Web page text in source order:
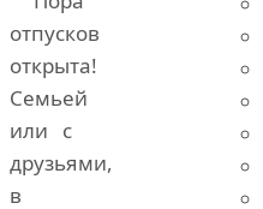
отпусков
открыта!
Семьей
или с
друзьями,
в